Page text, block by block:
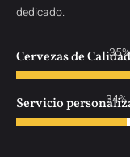
dedicado.
Cervezas de Calidad
Servicio